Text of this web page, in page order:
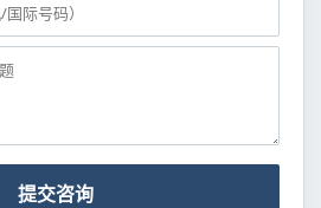
提交咨询